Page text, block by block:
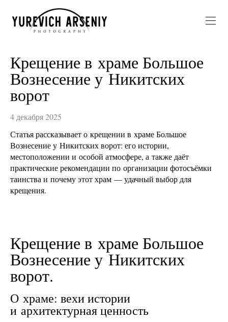
Крещение в храме Большое
Вознесение у Никитских
ворот
4 декабря 2025
Статья рассказывает о крещении в храме Большое
Вознесение у Никитских ворот: его истории,
местоположении и особой атмосфере, а также даёт
практические рекомендации по организации фотосъёмки
таинства и почему этот храм — удачный выбор для
крещения.
Крещение в храме Большое
Вознесение у Никитских
ворот.
О храме: вехи истории
и архитектурная ценность